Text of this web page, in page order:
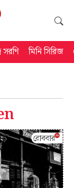
সরণি মিনি সিরিজ